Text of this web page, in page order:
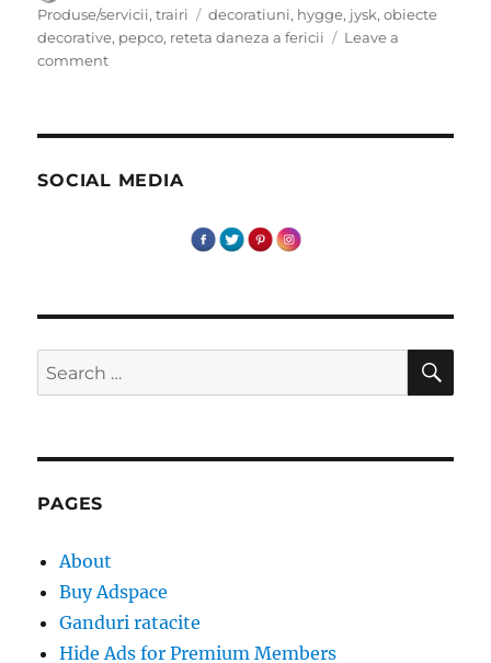
on
Produse/servicii,trairi Tags
decoratiuni, hygge, jysk,obiecte
decorative, pepco, reteta daneza a fericii
Leave a
commenton
fericit
SOCIAL MEDIA
Search
for:
PAGES
About
Buy Adspace
Ganduri ratacite
Hide Ads for Premium Members